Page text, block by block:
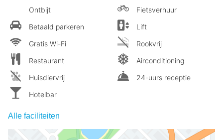
Ontbijt
Betaald parkeren
Gratis Wi-Fi
Restaurant
Huisdiervrij
Hotelbar
Fietsverhuur
Lift
Rookvrij
Airconditioning
24-uurs receptie
Alle faciliteiten